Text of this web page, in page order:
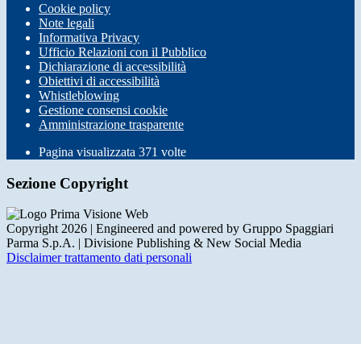
Cookie policy
Note legali
Informativa Privacy
Ufficio Relazioni con il Pubblico
Dichiarazione di accessibilità
Obiettivi di accessibilità
Whistleblowing
Gestione consensi cookie
Amministrazione trasparente
Pagina visualizzata 371 volte
Sezione Copyright
Copyright 2026 | Engineered and powered by Gruppo Spaggiari
Parma S.p.A. | Divisione Publishing & New Social Media
Disclaimer trattamento dati personali